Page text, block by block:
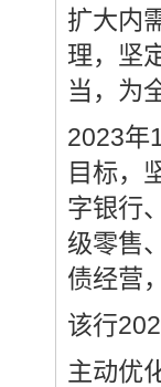
扩大内
理，坚
当，为
2023年
目标，
字银行
级零售
债经营
该行
主动优